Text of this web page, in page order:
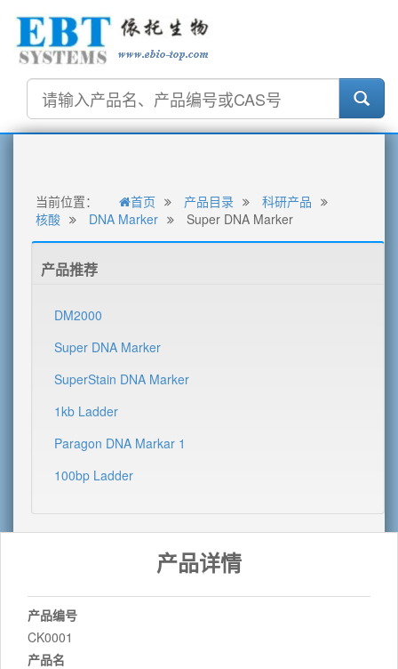
当前位置： 首页 产品目录
科研产品
核酸
DNA Marker Super DNA Marker
产品推荐
DM2000
Super DNA Marker
SuperStain DNA Marker
1kb Ladder
Paragon DNA Markar 1
100bp Ladder
产品详情
产品编号
CK0001
产品名